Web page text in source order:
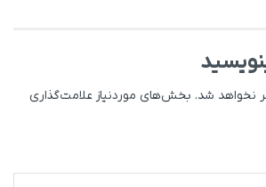
نخواهد شد. بخش‌های موردنیاز علامت‌گذاری